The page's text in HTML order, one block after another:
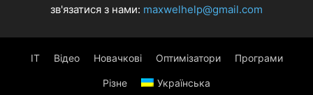
зв'язатися з нами: maxwelhelp@gmail.com
IT Відео Новачкові Оптимізатори Програми
Різне Українська